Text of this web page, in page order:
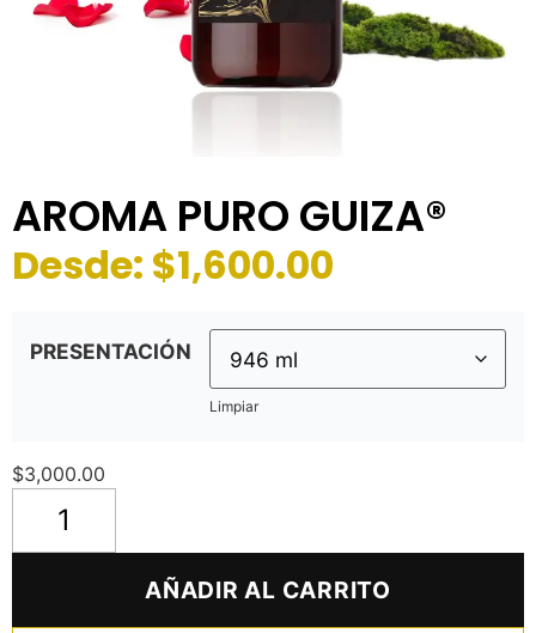
AROMA PURO GUIZA®
Desde: $1,600.00
PRESENTACIÓN
Limpiar
$3,000.00
AÑADIR AL CARRITO